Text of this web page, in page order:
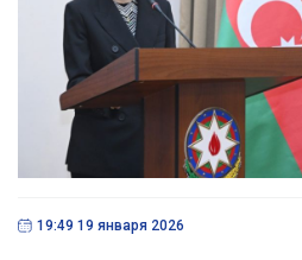
19:49 19 января 2026